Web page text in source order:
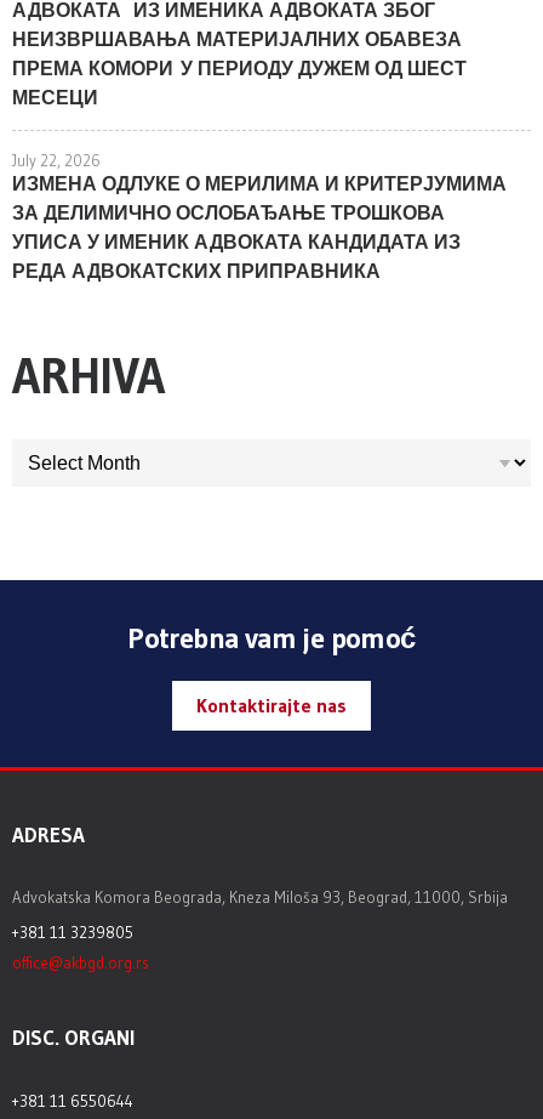
АДВОКАТА ИЗ ИМЕНИКА АДВОКАТА ЗБОГ
НЕИЗВРШАВАЊА МАТЕРИЈАЛНИХ ОБАВЕЗА
ПРЕМА КОМОРИ У ПЕРИОДУ ДУЖЕМ ОД ШЕСТ
МЕСЕЦИ
July 22, 2026
ИЗМЕНА ОДЛУКЕ О МЕРИЛИМА И КРИТЕРЈУМИМА
ЗА ДЕЛИМИЧНО ОСЛОБАЂАЊЕ ТРОШКОВА
УПИСА У ИМЕНИК АДВОКАТА КАНДИДАТА ИЗ
РЕДА АДВОКАТСКИХ ПРИПРАВНИКА
ARHIVA
ARHIVA
Potrebna vam je pomoć
Kontaktirajte nas
ADRESA
Advokatska Komora Beograda, Kneza Miloša 93, Beograd, 11000, Srbija
+381 11 3239805
office@akbgd.org.rs
DISC. ORGANI
+381 11 6550644